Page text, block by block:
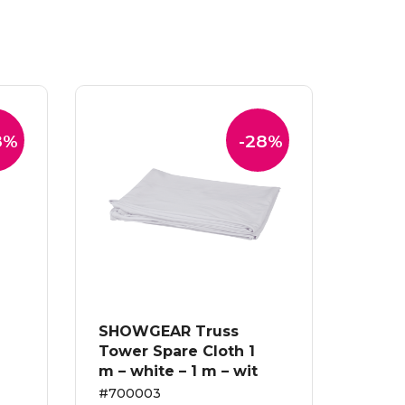
-28%
SHOWGEAR Truss
Tower Spare Cloth 1
m – white – 1 m – wit
#700003